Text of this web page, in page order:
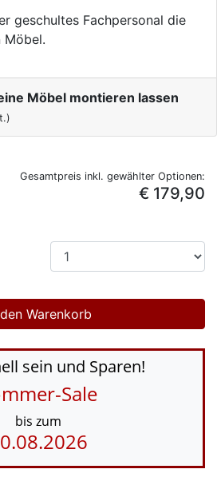
geschultes Fachpersonal die
Möbel.
Möbel montieren lassen
Gesamtpreis inkl. gewählter Optionen:
€ 179,90
sein und Sparen!
Sale
bis zum